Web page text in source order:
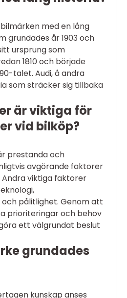
med en lång
grundades år 1903 och
ursprung som
1810 och började
talet. Audi, å andra
som sträcker sig tillbaka
är viktiga för
vid bilköp?
prestanda och
avgörande faktorer
Andra viktiga faktorer
pålitlighet. Genom att
prioriteringar och behov
ett välgrundat beslut
grundades
kunskap anses